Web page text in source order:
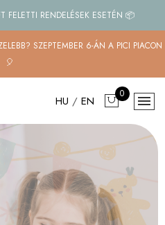
FELETTI RENDELÉSEK ESETÉN 📦
SZEPTEMBER 6-ÁN A PICI PIACON
🎈
HU / EN 0